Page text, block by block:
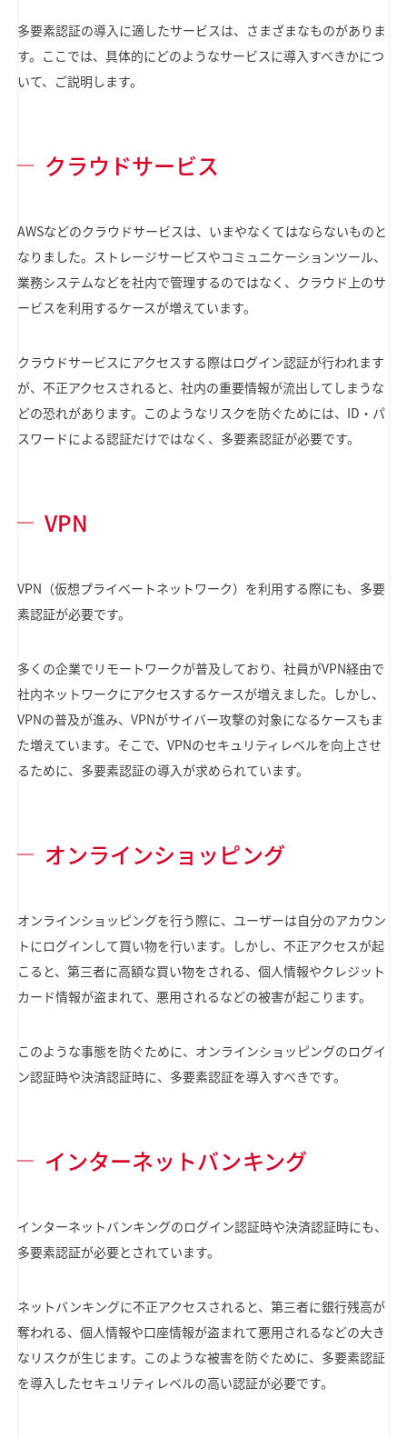
多要素認証の導入に適したサービスは、さまざまなものがありま
す。ここでは、具体的にどのようなサービスに導入すべきかにつ
いて、ご説明します。
クラウドサービス
AWSなどのクラウドサービスは、いまやなくてはならないものと
なりました。ストレージサービスやコミュニケーションツール、
業務システムなどを社内で管理するのではなく、クラウド上のサ
ービスを利用するケースが増えています。
クラウドサービスにアクセスする際はログイン認証が行われます
が、不正アクセスされると、社内の重要情報が流出してしまうな
どの恐れがあります。このようなリスクを防ぐためには、ID・パ
スワードによる認証だけではなく、多要素認証が必要です。
VPN
VPN（仮想プライベートネットワーク）を利用する際にも、多要
素認証が必要です。
多くの企業でリモートワークが普及しており、社員がVPN経由で
社内ネットワークにアクセスするケースが増えました。しかし、
VPNの普及が進み、VPNがサイバー攻撃の対象になるケースもま
た増えています。そこで、VPNのセキュリティレベルを向上させ
るために、多要素認証の導入が求められています。
オンラインショッピング
オンラインショッピングを行う際に、ユーザーは自分のアカウン
トにログインして買い物を行います。しかし、不正アクセスが起
こると、第三者に高額な買い物をされる、個人情報やクレジット
カード情報が盗まれて、悪用されるなどの被害が起こります。
このような事態を防ぐために、オンラインショッピングのログイ
ン認証時や決済認証時に、多要素認証を導入すべきです。
インターネットバンキング
インターネットバンキングのログイン認証時や決済認証時にも、
多要素認証が必要とされています。
ネットバンキングに不正アクセスされると、第三者に銀行残高が
奪われる、個人情報や口座情報が盗まれて悪用されるなどの大き
なリスクが生じます。このような被害を防ぐために、多要素認証
を導入したセキュリティレベルの高い認証が必要です。